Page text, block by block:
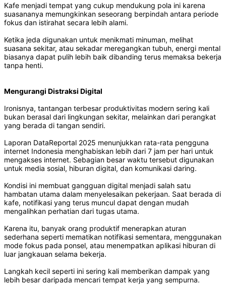
Kafe menjadi tempat yang cukup mendukung pola ini karena
suasananya memungkinkan seseorang berpindah antara periode
fokus dan istirahat secara lebih alami.
Ketika jeda digunakan untuk menikmati minuman, melihat
suasana sekitar, atau sekadar meregangkan tubuh, energi mental
biasanya dapat pulih lebih baik dibanding terus memaksa bekerja
tanpa henti.
Mengurangi Distraksi Digital
Ironisnya, tantangan terbesar produktivitas modern sering kali
bukan berasal dari lingkungan sekitar, melainkan dari perangkat
yang berada di tangan sendiri.
Laporan DataReportal 2025 menunjukkan rata-rata pengguna
internet Indonesia menghabiskan lebih dari 7 jam per hari untuk
mengakses internet. Sebagian besar waktu tersebut digunakan
untuk media sosial, hiburan digital, dan komunikasi daring.
Kondisi ini membuat gangguan digital menjadi salah satu
hambatan utama dalam menyelesaikan pekerjaan. Saat berada di
kafe, notifikasi yang terus muncul dapat dengan mudah
mengalihkan perhatian dari tugas utama.
Karena itu, banyak orang produktif menerapkan aturan
sederhana seperti mematikan notifikasi sementara, menggunakan
mode fokus pada ponsel, atau menempatkan aplikasi hiburan di
luar jangkauan selama bekerja.
Langkah kecil seperti ini sering kali memberikan dampak yang
lebih besar daripada mencari tempat kerja yang sempurna.